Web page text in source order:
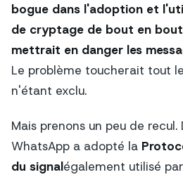
bogue dans l'adoption et
de cryptage de bout en
mettrait en danger les
Le problème toucherait tout
n'étant exclu.
Mais prenons un peu de
WhatsApp a adopté la
du signalégalement utilisé